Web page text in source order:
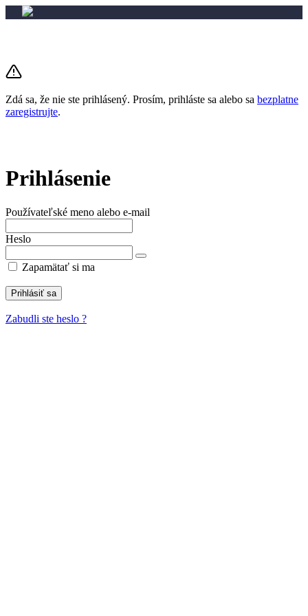
Zdá sa, že nie ste prihlásený. Prosím, prihláste sa alebo sa bezplatne
zaregistrujte.
Prihlásenie
Používateľské meno alebo e-mail
Heslo
Zapamätať si ma
Zabudli ste heslo ?